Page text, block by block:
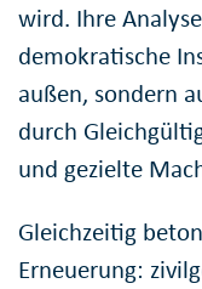
wird. Ihre
demokratische
außen, sondern
durch
und gezielte
Gleichzeitig
Erneuerung: